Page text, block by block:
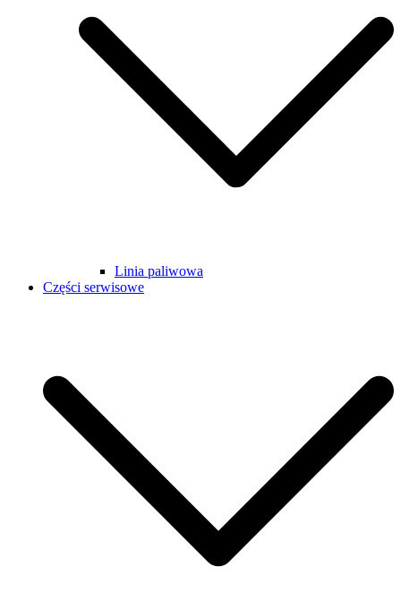
Linia paliwowa
Części serwisowe